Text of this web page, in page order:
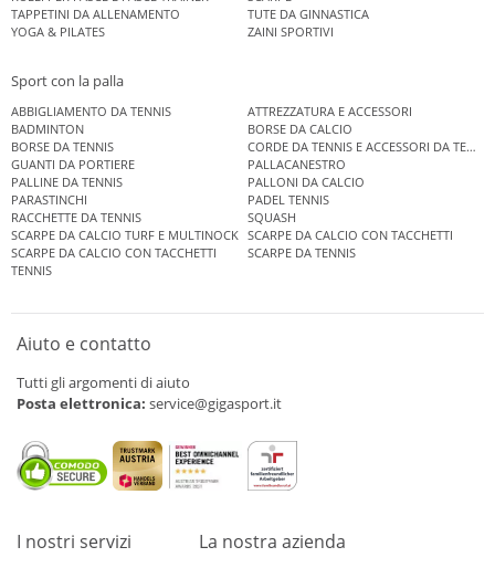
TAPPETINI DA ALLENAMENTO
TUTE DA GINNASTICA
YOGA & PILATES
ZAINI SPORTIVI
Sport con la palla
ABBIGLIAMENTO DA TENNIS
ATTREZZATURA E ACCESSORI
BADMINTON
BORSE DA CALCIO
BORSE DA TENNIS
CORDE DA TENNIS E ACCESSORI DA TENNIS
GUANTI DA PORTIERE
PALLACANESTRO
PALLINE DA TENNIS
PALLONI DA CALCIO
PARASTINCHI
PADEL TENNIS
RACCHETTE DA TENNIS
SQUASH
SCARPE DA CALCIO TURF E MULTINOCK SCARPE DA CALCIO CON TACCHETTI
SCARPE DA CALCIO CON TACCHETTI
SCARPE DA TENNIS
TENNIS
Aiuto e contatto
Tutti gli argomenti di aiuto
Posta elettronica: service@gigasport.it
I nostri servizi La nostra azienda